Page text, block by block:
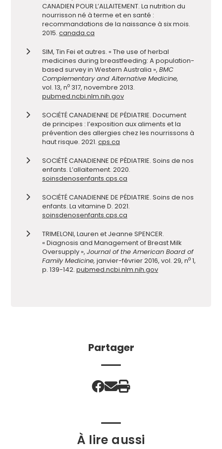
CANADIEN POUR L’ALLAITEMENT. La nutrition du
nourrisson né à terme et en santé :
recommandations de la naissance à six mois.
2015. canada.ca
SIM, Tin Fei et autres. « The use of herbal
medicines during breastfeeding: A population-
based survey in Western Australia », BMC
Complementary and Alternative Medicine,
vol. 13, no 317, novembre 2013.
pubmed.ncbi.nlm.nih.gov
SOCIÉTÉ CANADIENNE DE PÉDIATRIE. Document
de principes : l’exposition aux aliments et la
prévention des allergies chez les nourrissons à
haut risque. 2021. cps.ca
SOCIÉTÉ CANADIENNE DE PÉDIATRIE. Soins de nos
enfants. L’allaitement. 2020.
soinsdenosenfants.cps.ca
SOCIÉTÉ CANADIENNE DE PÉDIATRIE. Soins de nos
enfants. La vitamine D. 2021.
soinsdenosenfants.cps.ca
TRIMELONI, Lauren et Jeanne SPENCER.
« Diagnosis and Management of Breast Milk
Oversupply », Journal of the American Board of
Family Medicine, janvier-février 2016, vol. 29, no 1,
p. 139-142. pubmed.ncbi.nlm.nih.gov
Partager
À lire aussi